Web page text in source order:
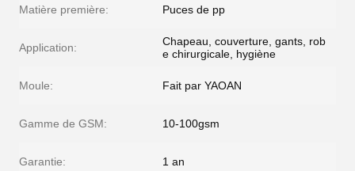
Matière première: Puces de pp
Application:
Chapeau, couverture, gants, rob
e chirurgicale, hygiène
Moule: Fait par YAOAN
Gamme de GSM: 10-100gsm
Garantie: 1 an